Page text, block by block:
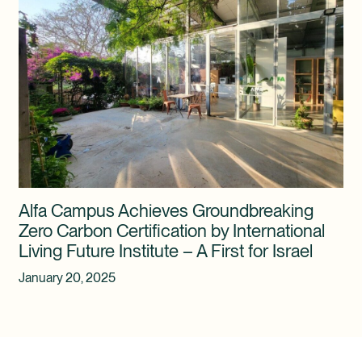
Alfa Campus Achieves Groundbreaking
Zero Carbon Certification by International
Living Future Institute – A First for Israel
January 20, 2025